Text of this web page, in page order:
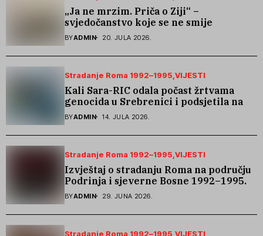
„Ja ne mrzim. Priča o Ziji“ –
svjedočanstvo koje se ne smije
zaboraviti
BYADMIN 20. JULA 2026.
Stradanje Roma 1992–1995 VIJESTI
Kali Sara-RIC odala počast žrtvama
genocida u Srebrenici i podsjetila na
stradanje Roma iz Skočića
BYADMIN 14. JULA 2026.
Stradanje Roma 1992–1995 VIJESTI
Izvještaj o stradanju Roma na području
Podrinja i sjeverne Bosne 1992–1995.
godine
BYADMIN 29. JUNA 2026.
Stradanje Roma 1992–1995 VIJESTI